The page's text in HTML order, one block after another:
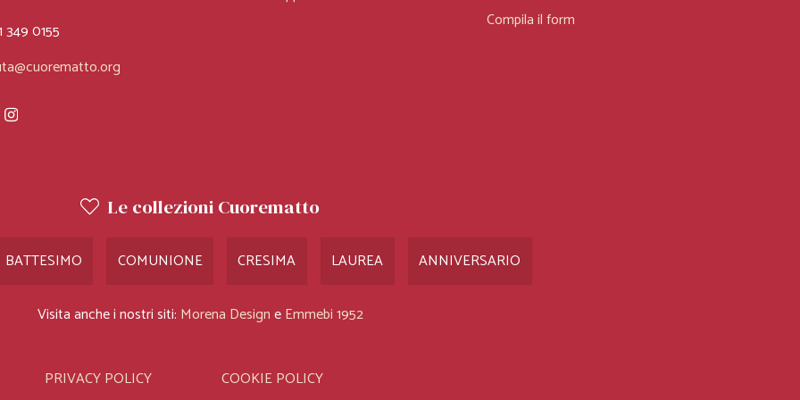
IN
Solidali
SERIE
CUOREMATTO
349 0155
Compila il form
Le collezioni Cuorematto
BATTESIMO COMUNIONE CRESIMA LAUREA ANNIVERSARIO
Visita anche i nostri siti: Morena DesigneEmmebi 1952
PRIVACY POLICY COOKIE POLICY